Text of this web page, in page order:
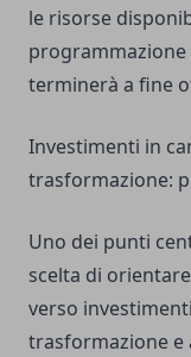
le risorse
programmazione
terminerà a fine
Investimenti in
trasformazione:
Uno dei punti
scelta di
verso
trasformazione e